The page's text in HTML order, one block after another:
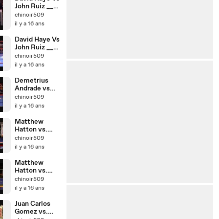
John Ruiz __
Part 2
chinoir509
il y a 16 ans
David Haye Vs
John Ruiz __
Part 1
chinoir509
il y a 16 ans
Demetrius
Andrade vs
Geoffery
Spruiell
chinoir509
il y a 16 ans
Matthew
Hatton vs.
Gianluca
Branco __ part
chinoir509
il y a 16 ans
Matthew
Hatton vs.
Gianluca
Branco __ part
chinoir509
il y a 16 ans
Juan Carlos
Gomez vs.